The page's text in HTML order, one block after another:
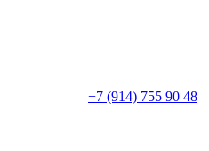
+7 (914) 755 90 48